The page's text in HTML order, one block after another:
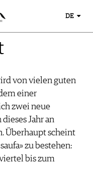
DE
von vielen guten
einer
zwei neue
Jahr an
Überhaupt scheint
zu bestehen:
bis zum